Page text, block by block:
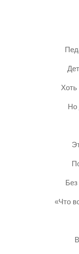
Хоть
Но
Без
«Что